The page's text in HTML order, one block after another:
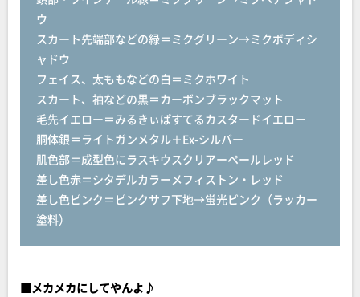
ウ
スカート先端部などの緑＝ミクグリーン→ミクボディシ
ャドウ
フェイス、太ももなどの白＝ミクホワイト
スカート、袖などの黒＝カーボンブラックマット
毛先イエロー＝みるきぃぱすてるカスタードイエロー
胴体銀＝ライトガンメタル＋Ex-シルバー
肌色部＝成型色にラスキウスクリアーペールレッド
差し色赤＝シタデルカラーメフィストン・レッド
差し色ピンク＝ピンクサフ下地→蛍光ピンク（ラッカー
塗料）
■メカメカにしてやんよ♪